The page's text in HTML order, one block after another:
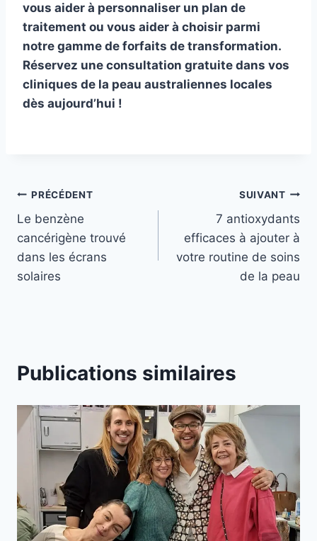
vous aider à personnaliser un plan de
traitement ou vous aider à choisir parmi
notre gamme de forfaits de transformation.
Réservez une consultation gratuite dans vos
cliniques de la peau australiennes locales
dès aujourd’hui !
Navigation
de
l’article
PRÉCÉDENT
Le benzène
cancérigène trouvé
dans les écrans
solaires
SUIVANT
7 antioxydants
efficaces à ajouter à
votre routine de soins
de la peau
Publications similaires